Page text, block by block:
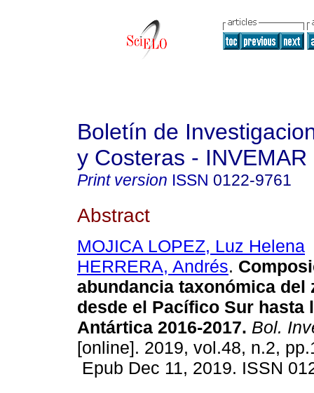
Boletín de
y Costeras - INVEMAR
Print version ISSN 0122-9761
Abstract
MOJICA LOPEZ, Luz Helena
HERRERA, Andrés.
abundancia taxonómica del
desde el Pacífico Sur hasta
Antártica 2016-2017. Bol.
[online]. 2019, vol.48, n.2,
Epub Dec 11, 2019. ISSN